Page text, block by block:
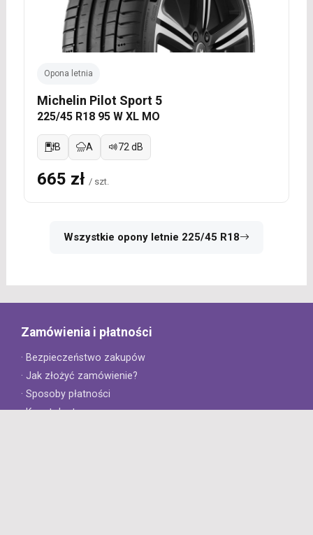
Opona letnia
Michelin Pilot Sport 5
225/45 R18 95 W XL MO
B A 72 dB
665 zł / szt.
Wszystkie opony letnie 225/45 R18
Zamówienia i płatności
· Bezpieczeństwo zakupów
· Jak złożyć zamówienie?
· Sposoby płatności
· Koszt dostawy